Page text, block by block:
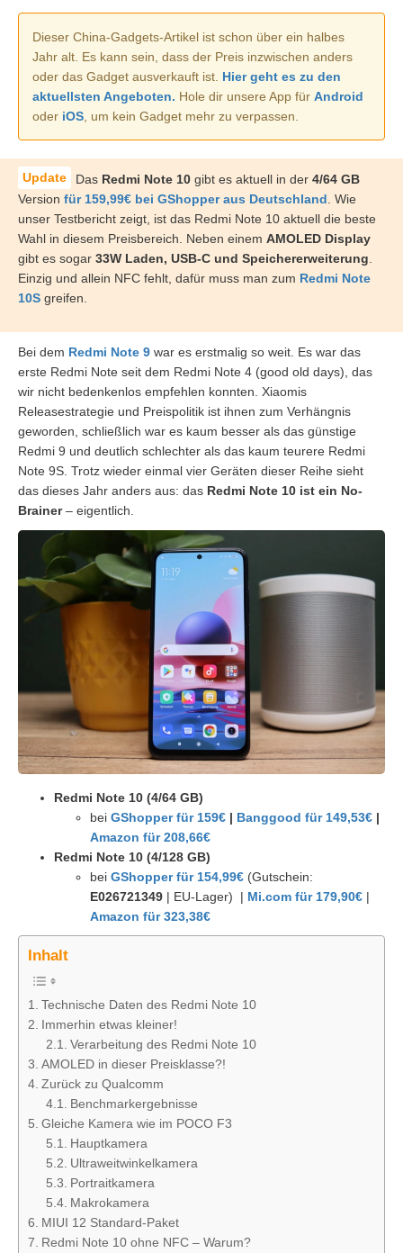
Dieser China-Gadgets-Artikel ist schon über ein halbes
Jahr alt. Es kann sein, dass der Preis inzwischen anders
oder das Gadget ausverkauft ist. Hier geht es zu den
aktuellsten Angeboten. Hole dir unsere App für Android
oder iOS , um kein Gadget mehr zu verpassen.
Das Redmi Note 10 gibt es aktuell in der 4/64 GB
Version für 159,99€ bei GShopper aus Deutschland . Wie
unser Testbericht zeigt, ist das Redmi Note 10 aktuell die beste
Wahl in diesem Preisbereich. Neben einem AMOLED Display
gibt es sogar 33W Laden, USB-C und Speichererweiterung
Einzig und allein NFC fehlt, dafür muss man zum Redmi Note
10S greifen.
Bei dem Redmi Note 9 war es erstmalig so weit. Es war das
erste Redmi Note seit dem Redmi Note 4 (good old days), das
wir nicht bedenkenlos empfehlen konnten. Xiaomis
Releasestrategie und Preispolitik ist ihnen zum Verhängnis
geworden, schließlich war es kaum besser als das günstige
Redmi 9 und deutlich schlechter als das kaum teurere Redmi
Note 9S. Trotz wieder einmal vier Geräten dieser Reihe sieht
das dieses Jahr anders aus: das Redmi Note 10 ist ein No-
Brainer– eigentlich.
Redmi Note 10 (4/64 GB)
bei GShopper für 159€ | Banggood für 149,53€ |
Amazon für 208,66€
Redmi Note 10 (4/128 GB)
bei GShopper für 154,99€ (Gutschein:
E026721349 | EU-Lager) | Mi.com für 179,90€ |
Amazon für 323,38€
Inhalt
Technische Daten des Redmi Note 10
Immerhin etwas kleiner!
Verarbeitung des Redmi Note 10
AMOLED in dieser Preisklasse?!
Zurück zu Qualcomm
Benchmarkergebnisse
Gleiche Kamera wie im POCO F3
Hauptkamera
Ultraweitwinkelkamera
Portraitkamera
Makrokamera
MIUI 12 Standard-Paket
Redmi Note 10 ohne NFC – Warum?